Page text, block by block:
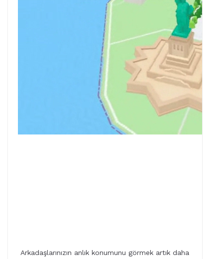
Arkadaşlarınızın anlık konumunu görmek artık daha